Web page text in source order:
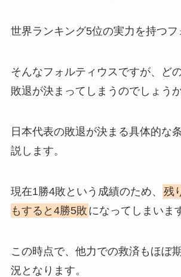
世界ランキング5位の実力を持つフ
そんなフォルティウスですが、ど
敗退が決まってしまうのでしょうか
日本代表の敗退が決まる具体的な
説します。
現在1勝4敗という成績のため、
残
もすると4勝5敗 になってしまいま
この時点で、他力での救済もほぼ
況となります。